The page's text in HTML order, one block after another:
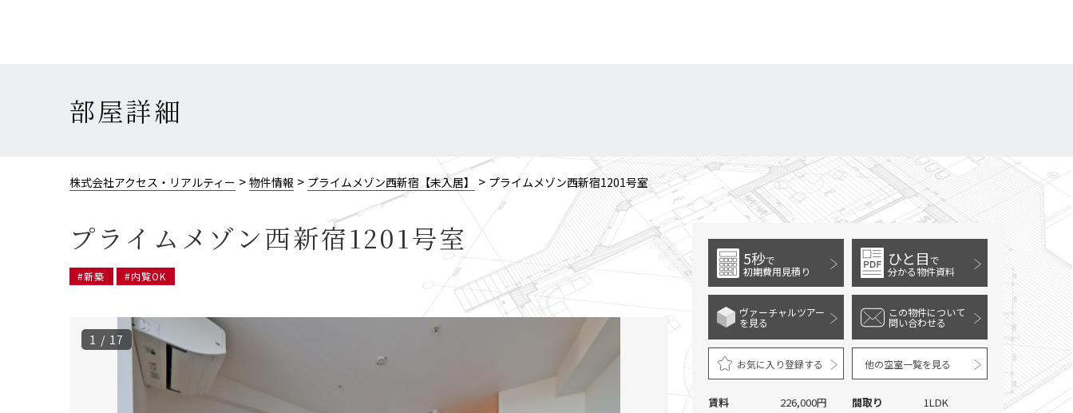
部屋詳細
株式会社アクセス・リアルティー > 物件情報 > プライムメゾン西新宿【未入居】 > プライムメゾン西新宿1201号室
プライムメゾン西新宿1201号室
#新築 #内覧OK
1 / 17 2 / 17
5秒で
初期費用見積り
ひと目で
分かる物件資料
ヴァーチャルツアー
を見る
この物件について
問い合わせる
お気に入り登録する 他の空室一覧を見る
賃料 226,000円 間取り 1LDK